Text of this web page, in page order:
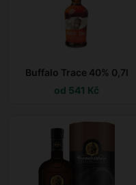
Buffalo Trace 40% 0,7l
od 541 Kč